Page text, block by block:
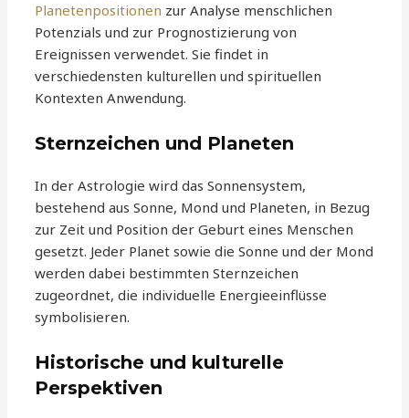
Planetenpositionen zur Analyse menschlichen
Potenzials und zur Prognostizierung von
Ereignissen verwendet. Sie findet in
verschiedensten kulturellen und spirituellen
Kontexten Anwendung.
Sternzeichen und Planeten
In der Astrologie wird das Sonnensystem,
bestehend aus Sonne, Mond und Planeten, in Bezug
zur Zeit und Position der Geburt eines Menschen
gesetzt. Jeder Planet sowie die Sonne und der Mond
werden dabei bestimmten Sternzeichen
zugeordnet, die individuelle Energieeinflüsse
symbolisieren.
Historische und kulturelle
Perspektiven